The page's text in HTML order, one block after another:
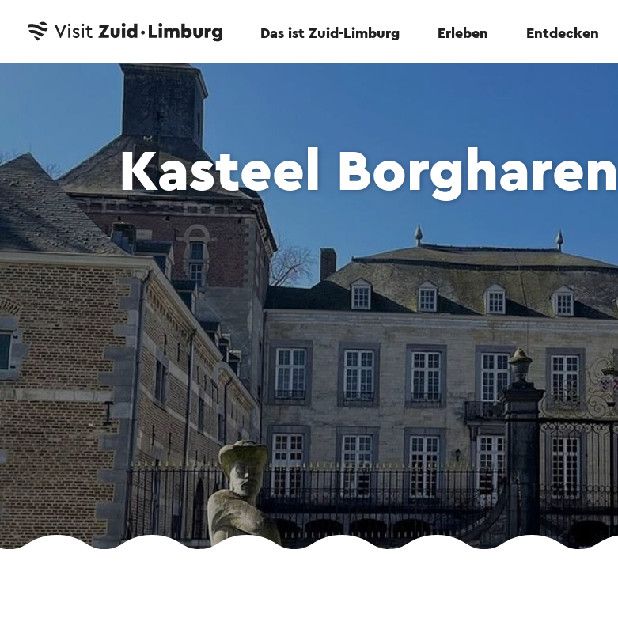
Das ist Zuid-Limburg Erleben Entdecken
Kasteel Borgharen